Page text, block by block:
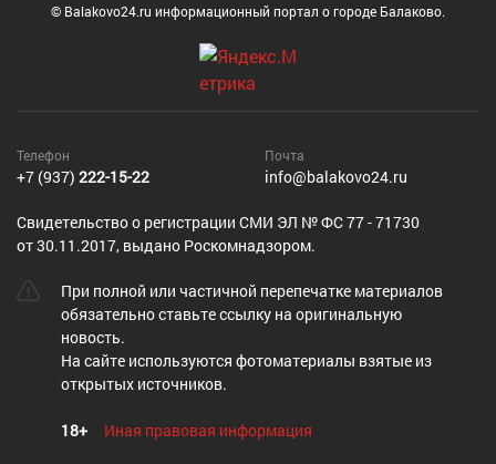
© Balakovo24.ru информационный портал о городе Балаково.
Телефон
+7 (937) 222-15-22
Почта
info@balakovo24.ru
Cвидетельство о регистрации СМИ ЭЛ № ФС 77 - 71730
от 30.11.2017, выдано Роскомнадзором.
При полной или частичной перепечатке материалов
обязательно ставьте ссылку на оригинальную
новость.
На сайте используются фотоматериалы взятые из
открытых источников.
18+ Иная правовая информация